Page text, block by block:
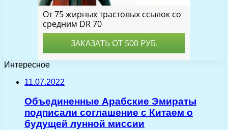
Интересное
11.07.2022
Объединенные Арабские Эмираты
подписали соглашение с Китаем о
будущей лунной миссии